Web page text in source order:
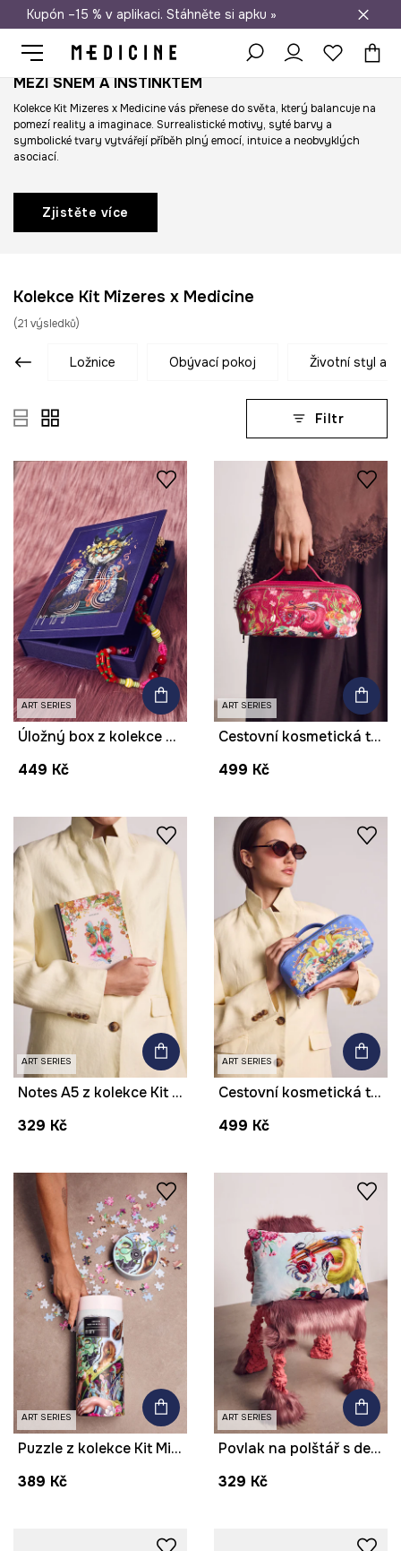
Doprava zdarma při nákupu nad 1 200 Kč
Kupón –15 % v aplikaci. Stáhněte si apku »
MEZI SNEM A INSTINKTEM
Kolekce Kit Mizeres x Medicine vás přenese do světa, který balancuje na
pomezí reality a imaginace. Surrealistické motivy, syté barvy a
symbolické tvary vytvářejí příběh plný emocí, intuice a neobvyklých
asociací.
Zjistěte více
Kolekce Kit Mizeres x Medicine
(21 výsledků)
ložnice obývací pokoj životní styl a
Filtr
ART SERIES
Úložný box z kolekce Kit Mizeres x Medicine
449 Kč
ART SERIES
Cestovní kosmetická taštička z imitace kůže z kolekce Kit Mizeres x Medicine
499 Kč
ART SERIES
Notes A5 z kolekce Kit Mizeres x Medicine
329 Kč
ART SERIES
Cestovní kosmetická taštička z imitace kůže z kolekce Kit Mizeres x Medicine
499 Kč
ART SERIES
Puzzle z kolekce Kit Mizeres x Medicine
389 Kč
ART SERIES
Povlak na polštář s dekorací z kolekce Kit Mizeres x Medicine
329 Kč